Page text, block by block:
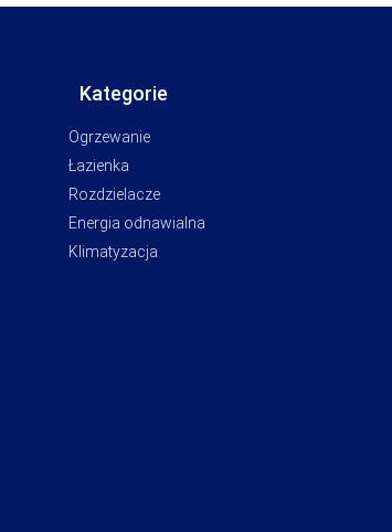
Kategorie
Ogrzewanie
Łazienka
Rozdzielacze
Energia odnawialna
Klimatyzacja